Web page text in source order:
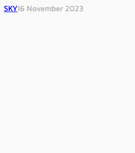
SKY16 November 2023